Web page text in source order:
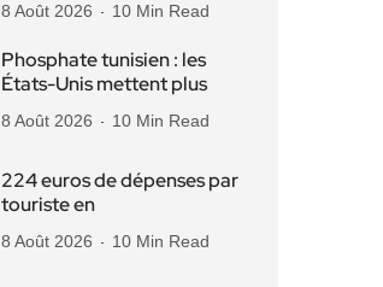
8 Août 2026 10 Min Read
Phosphate tunisien : les
États-Unis mettent plus
8 Août 2026 10 Min Read
224 euros de dépenses par
touriste en
8 Août 2026 10 Min Read